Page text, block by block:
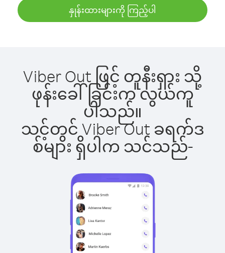
နှုန်းထားများကို ကြည့်ပါ
Viber Out ဖြင့် တူနီးရှား သို့
ဖုန်းခေါ်ခြင်းက လွယ်ကူ
ပါသည်။
သင့်တွင် Viber Out ခရက်ဒ
စ်များ ရှိပါက သင်သည်-